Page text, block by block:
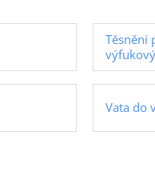
Těsnění
Vata do